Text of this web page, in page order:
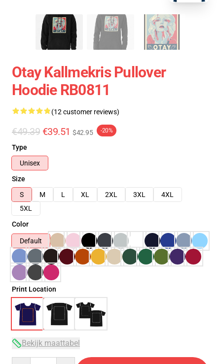
Otay Kallmekris Pullover
Hoodie RB0811
(12 customer reviews)
€49.39 €39.51 $42.95 -20%
Type
Unisex
Size
S
M L XL 2XL 3XL
4XL
5XL
Color
Default
Print Location
Bekijk maattabel